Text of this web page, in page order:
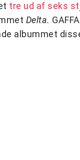
tre ud af seks
Delta.
albummet